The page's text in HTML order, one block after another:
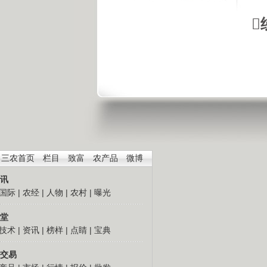

三农首页 栏目 致富 农产品 微博
际 | 农经 | 人物 | 农村 | 曝光
术 | 资讯 | 榜样 | 点睛 | 宝典
易